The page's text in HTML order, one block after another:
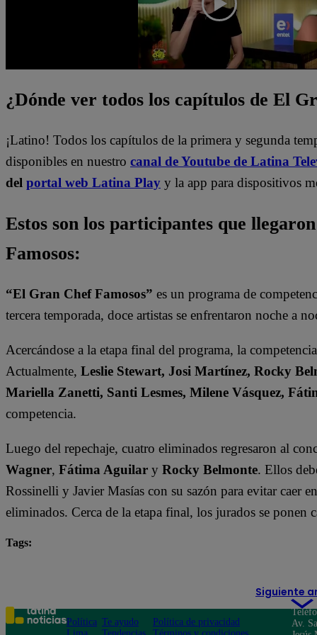
¿Dónde ver todos los capítulos de El
¡Latino! Todos los capítulos de la primera y segunda
disponibles en nuestro canal de Youtube de Latina
del portal web Latina Play y la app para dispositivos
Estos son los participantes que
Famosos:
“El Gran Chef Famosos” es un programa de
tercera temporada, doce artistas se enfrentaron noche a
Acercándose a la etapa final del programa, la
Actualmente, Leslie Stewart, Josi Martínez, Rocky
Mariella Zanetti, Santi Lesmes, Milene Vásquez,
competencia.
Luego del repechaje, cuatro eliminados regresaron al
Wagner, Fátima Aguilar y Rocky Belmonte. Ellos
Rossinelli y Javier Masías con su sazón para evitar caer
eliminados. Cerca de la etapa final, los jurados se ponen
Tags:
Siguiente
Política Te ayudo
Política de privacidad
Av.